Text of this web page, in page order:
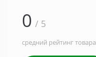
0 / 5
средний рейтинг товара